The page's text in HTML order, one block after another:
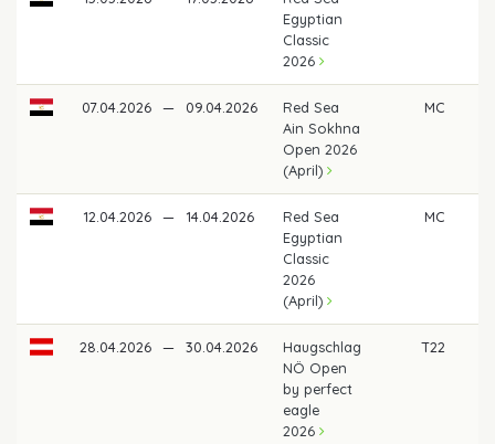
Egyptian
Classic
2026
07.04.2026 — 09.04.2026
Red Sea
Ain Sokhna
Open 2026
(April)
MC
12.04.2026 — 14.04.2026
Red Sea
Egyptian
Classic
2026
(April)
MC
28.04.2026 — 30.04.2026
Haugschlag
NÖ Open
by perfect
eagle
2026
T22